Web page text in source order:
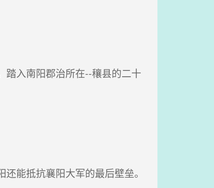
入南阳郡治所在--穰县的二十
能抵抗襄阳大军的最后壁垒。